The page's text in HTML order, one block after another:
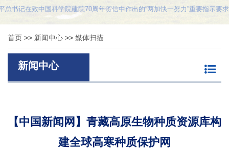
书记在致中国科学院建院70周年贺信中作出的“两加快一努力”重要指示要求
首页 >> 新闻中心 >> 媒体扫描
新闻中心
【中国新闻网】青藏高原生物种质资源库构
建全球高寒种质保护网